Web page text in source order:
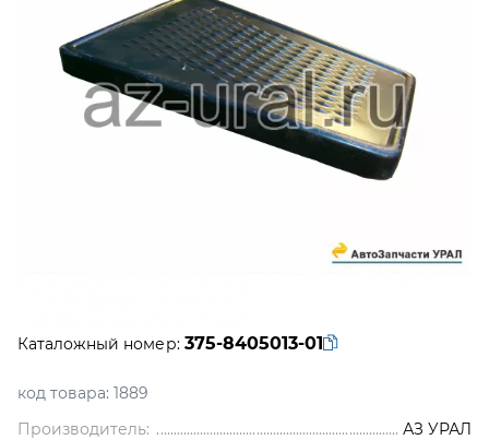
Каталожный номер: 375-8405013-01
код товара: 1889
Производитель:
АЗ УРАЛ